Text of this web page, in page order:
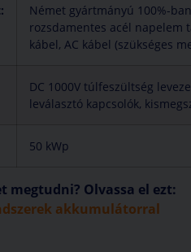
Német gyártmányú 100%-
rozsdamentes acél napelem
kábel, AC kábel (szükséges
DC 1000V túlfeszültség
leválasztó kapcsolók,
50 kWp
megtudni? Olvassa el ezt:
akkumulátorral